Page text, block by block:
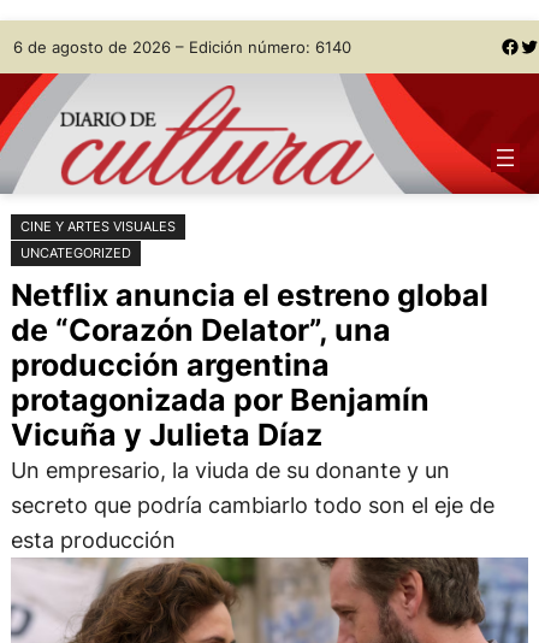
Saltar
al
contenido
Skip
to
content
6 de agosto de 2026 – Edición número: 6140 Facebook Twitter
CINE Y ARTES VISUALES
UNCATEGORIZED
Netflix anuncia el estreno global
de “Corazón Delator”, una
producción argentina
protagonizada por Benjamín
Vicuña y Julieta Díaz
Un empresario, la viuda de su donante y un
secreto que podría cambiarlo todo son el eje de
esta producción